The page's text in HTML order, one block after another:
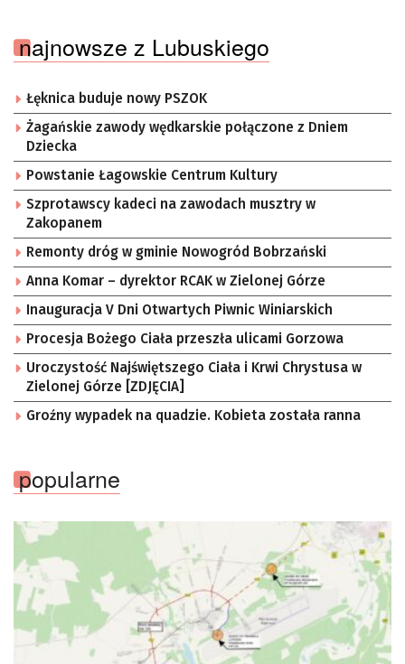
najnowsze z Lubuskiego
Łęknica buduje nowy PSZOK
Żagańskie zawody wędkarskie połączone z Dniem
Dziecka
Powstanie Łagowskie Centrum Kultury
Szprotawscy kadeci na zawodach musztry w
Zakopanem
Remonty dróg w gminie Nowogród Bobrzański
Anna Komar – dyrektor RCAK w Zielonej Górze
Inauguracja V Dni Otwartych Piwnic Winiarskich
Procesja Bożego Ciała przeszła ulicami Gorzowa
Uroczystość Najświętszego Ciała i Krwi Chrystusa w
Zielonej Górze [ZDJĘCIA]
Groźny wypadek na quadzie. Kobieta została ranna
popularne